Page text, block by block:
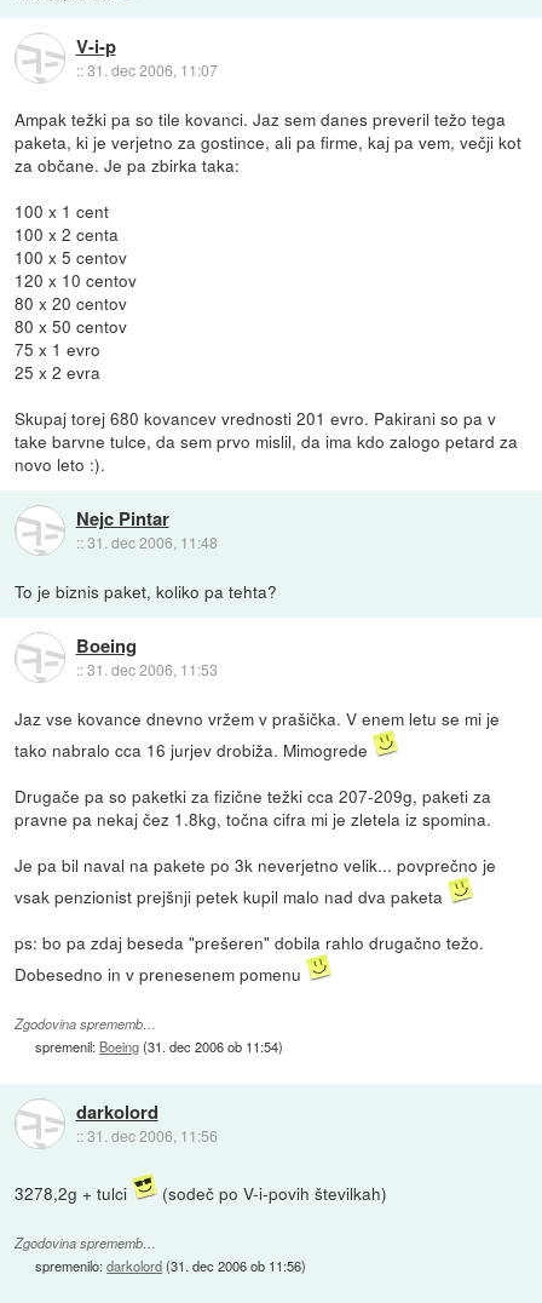
V-i-p
::31. dec 2006, 11:07
Ampak težki pa so tile kovanci. Jaz sem danes preveril težo tega
paketa, ki je verjetno za gostince, ali pa firme, kaj pa vem, večji kot
za občane. Je pa zbirka taka:
100 x 1 cent
100 x 2 centa
100 x 5 centov
120 x 10 centov
80 x 20 centov
80 x 50 centov
75 x 1 evro
25 x 2 evra
Skupaj torej 680 kovancev vrednosti 201 evro. Pakirani so pa v
take barvne tulce, da sem prvo mislil, da ima kdo zalogo petard za
novo leto :).
Nejc Pintar
::31. dec 2006, 11:48
To je biznis paket, koliko pa tehta?
Boeing
::31. dec 2006, 11:53
Jaz vse kovance dnevno vržem v prašička. V enem letu se mi je
tako nabralo cca 16 jurjev drobiža. Mimogrede
Drugače pa so paketki za fizične težki cca 207-209g, paketi za
pravne pa nekaj čez 1.8kg, točna cifra mi je zletela iz spomina.
Je pa bil naval na pakete po 3k neverjetno velik... povprečno je
vsak penzionist prejšnji petek kupil malo nad dva paketa
ps: bo pa zdaj beseda "prešeren" dobila rahlo drugačno težo.
Dobesedno in v prenesenem pomenu
Zgodovina sprememb…
spremenil: Boeing(31. dec 2006 ob 11:54)
darkolord
::31. dec 2006, 11:56
3278,2g + tulci (sodeč po V-i-povih številkah)
Zgodovina sprememb…
spremenilo:darkolord(31. dec 2006 ob 11:56)